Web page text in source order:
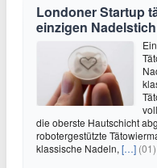
Londoner Startup
einzigen Nadelstich
die oberste Hautschicht
robotergestützte
klassische Nadeln, […] (01)